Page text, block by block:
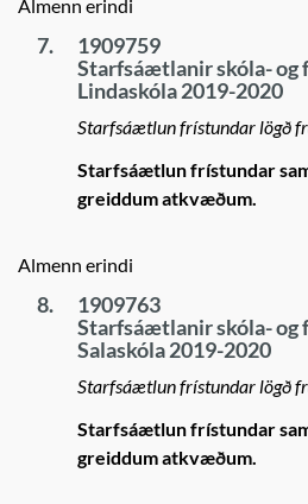
Almenn erindi
7.
1909759
Starfsáætlanir skóla- og
Lindaskóla 2019-2020
Starfsáætlun frístundar lögð
Starfsáætlun frístundar
greiddum atkvæðum.
Almenn erindi
8.
1909763
Starfsáætlanir skóla- og
Salaskóla 2019-2020
Starfsáætlun frístundar lögð
Starfsáætlun frístundar
greiddum atkvæðum.